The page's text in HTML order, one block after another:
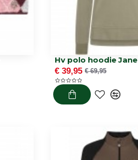
Hv polo hoodie Jane
€ 39,95 € 69,95